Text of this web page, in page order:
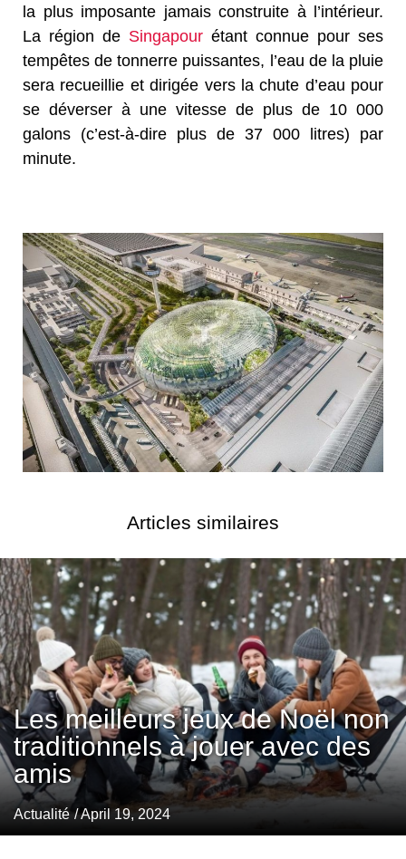
la plus imposante jamais construite à l’intérieur.
La région de Singapour étant connue pour ses
tempêtes de tonnerre puissantes, l’eau de la pluie
sera recueillie et dirigée vers la chute d’eau pour
se déverser à une vitesse de plus de 10 000
galons (c’est-à-dire plus de 37 000 litres) par
minute.
Articles similaires
Les meilleurs jeux de Noël non
traditionnels à jouer avec des
amis
Actualité / April 19, 2024